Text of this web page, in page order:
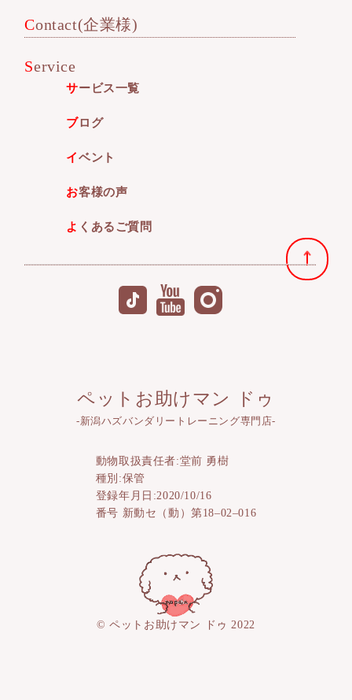
Contact(企業様)
Service
サービス一覧
ブログ
イベント
お客様の声
よくあるご質問
ペットお助けマン ドゥ
-新潟ハズバンダリートレーニング専門店-
動物取扱責任者:堂前 勇樹
種別:保管
登録年月日:2020/10/16
番号 新動セ（動）第18–02–016
© ペットお助けマン ドゥ 2022